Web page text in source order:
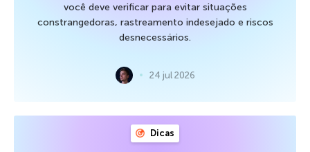
você deve verificar para evitar situações
constrangedoras, rastreamento indesejado e riscos
desnecessários.
24 jul 2026
Dicas